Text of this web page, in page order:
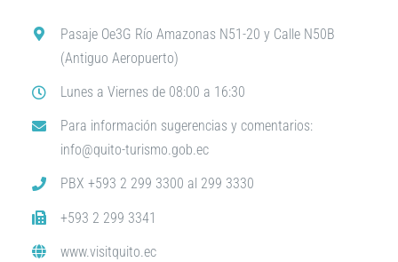
Pasaje Oe3G Río Amazonas N51-20 y Calle N50B
(Antiguo Aeropuerto)
Lunes a Viernes de 08:00 a 16:30
Para información sugerencias y comentarios:
info@quito-turismo.gob.ec
PBX +593 2 299 3300 al 299 3330
+593 2 299 3341
www.visitquito.ec